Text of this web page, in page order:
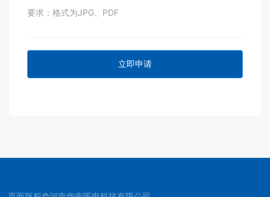
要求：格式为JPG、PDF
立即申请